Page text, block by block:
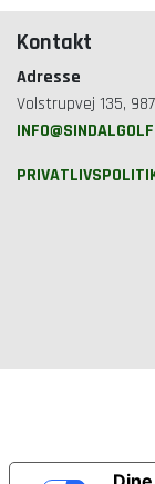
Kontakt
Adresse
Volstrupvej 135,